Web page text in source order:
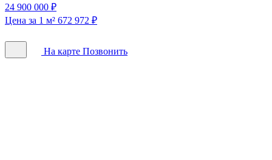
24 900 000 ₽
Цена за 1 м² 672 972 ₽
На карте Позвонить